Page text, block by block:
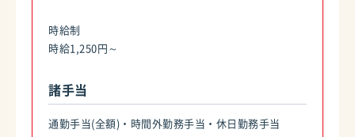
時給制
時給1,250円～
諸手当
通勤手当(全額)・時間外勤務手当・休日勤務手当